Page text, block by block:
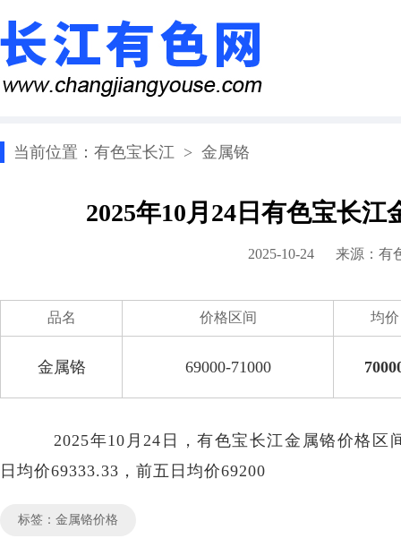
当前位置： 有色宝长江 > 金属铬
2025年10月24日有色宝长
2025-10-24 来源： 有
品名 价格区间 均价
金属铬 69000-71000
2025年10月24日，有色宝长江金属铬价格区
日均价69333.33，前五日均价69200
标签：金属铬价格